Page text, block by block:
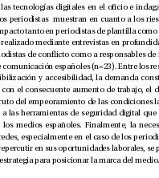
como parte de una estrategia para posicionar la marca del medio.